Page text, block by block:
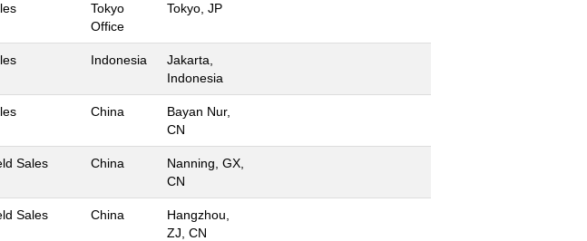
Tokyo
Office
Tokyo, JP
Indonesia
Jakarta,
Indonesia
China
Bayan Nur,
CN
Sales China
Nanning, GX,
CN
Sales China
Hangzhou,
ZJ, CN